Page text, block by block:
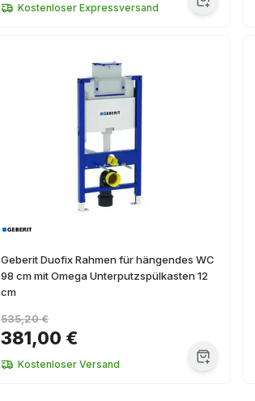
Kostenloser Expressversand
Geberit Duofix Rahmen für hängendes WC
98 cm mit Omega Unterputzspülkasten 12
cm
381,00 €
535,20 €
Kostenloser Versand